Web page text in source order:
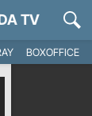
TV
BOXOFFICE